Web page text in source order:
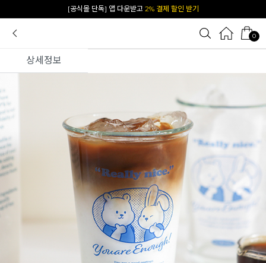
카카오 플친 추가하면1천원 즉시 할인 쿠폰
0
상세정보